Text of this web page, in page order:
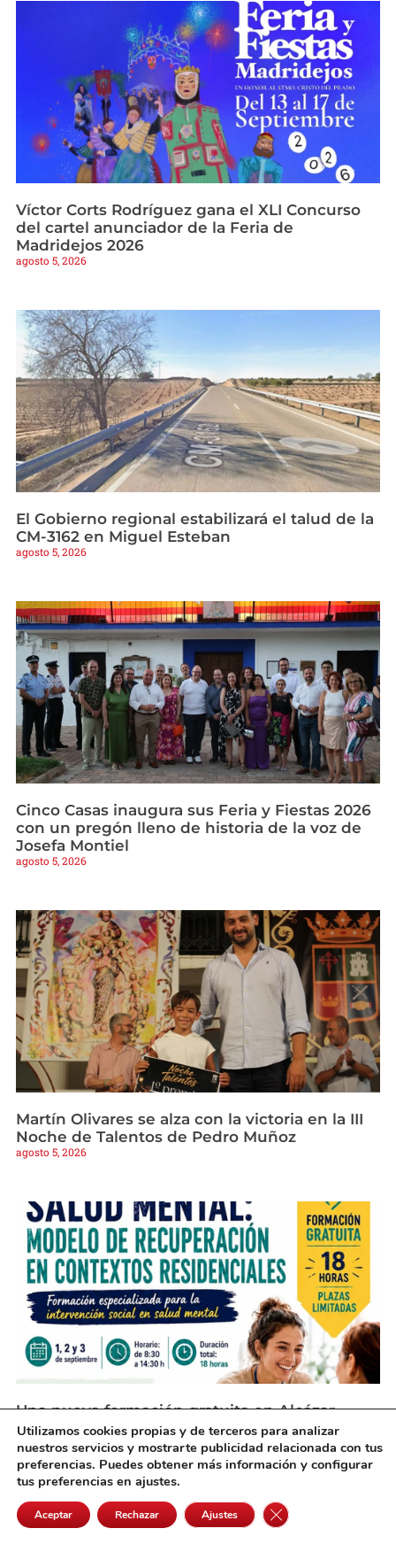
Víctor Corts Rodríguez gana el XLI Concurso
del cartel anunciador de la Feria de
Madridejos 2026
agosto 5, 2026
El Gobierno regional estabilizará el talud de la
CM-3162 en Miguel Esteban
agosto 5, 2026
Cinco Casas inaugura sus Feria y Fiestas 2026
con un pregón lleno de historia de la voz de
Josefa Montiel
agosto 5, 2026
Martín Olivares se alza con la victoria en la III
Noche de Talentos de Pedro Muñoz
agosto 5, 2026
Una nueva formación gratuita en Alcázar
preparará a profesionales sobre salud mental
agosto 5, 2026
Utilizamos cookies propias y de terceros para analizar
nuestros servicios y mostrarte publicidad relacionada con tus
preferencias. Puedes obtener más información y configurar
tus preferencias en ajustes.
Aceptar Rechazar Ajustes Cerrar el banner de